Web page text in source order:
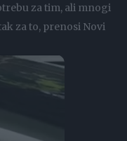
za tim, ali mnogi
za to, prenosi Novi